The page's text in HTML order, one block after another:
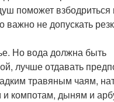
поможет взбодриться
важно не допускать
Но вода должна быть
лучше отдавать
травяным чаям,
компотам, дыням и